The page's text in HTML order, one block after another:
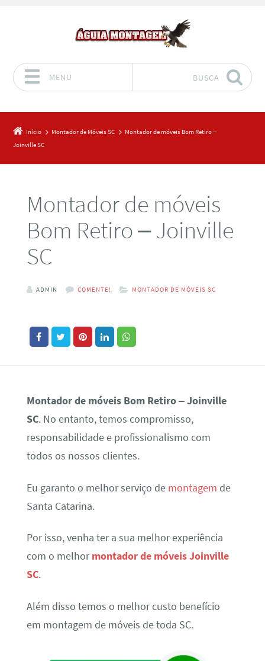
MENU BUSCA
Início Montador de Móveis SC
Montador de móveis Bom Retiro –
Joinville SC
Montador de móveis
Bom Retiro – Joinville
SC
ADMIN COMENTE! MONTADOR DE MÓVEIS SC
Montador de móveis Bom Retiro – Joinville
SC. No entanto, temos compromisso,
responsabilidade e profissionalismo com
todos os nossos clientes.
Eu garanto o melhor serviço de montagem de
Santa Catarina.
Por isso, venha ter a sua melhor experiência
com o melhormontador de móveis Joinville
SC.
Além disso temos o melhor custo benefício
em montagem de móveis de toda SC.